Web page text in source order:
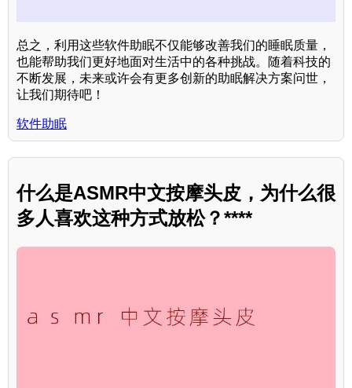
总之，利用这些软件助眠不仅能够改善我们的睡眠质量，
也能帮助我们更好地面对生活中的各种挑战。随着科技的
不断发展，未来或许会有更多创新的助眠解决方案问世，
让我们期待吧！
软件助眠
什么是ASMR中文按摩头皮，为什么很
多人喜欢这种方式放松？****